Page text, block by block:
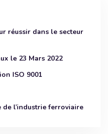
réussir dans le secteur
le 23 Mars 2022
ISO 9001
l’industrie ferroviaire